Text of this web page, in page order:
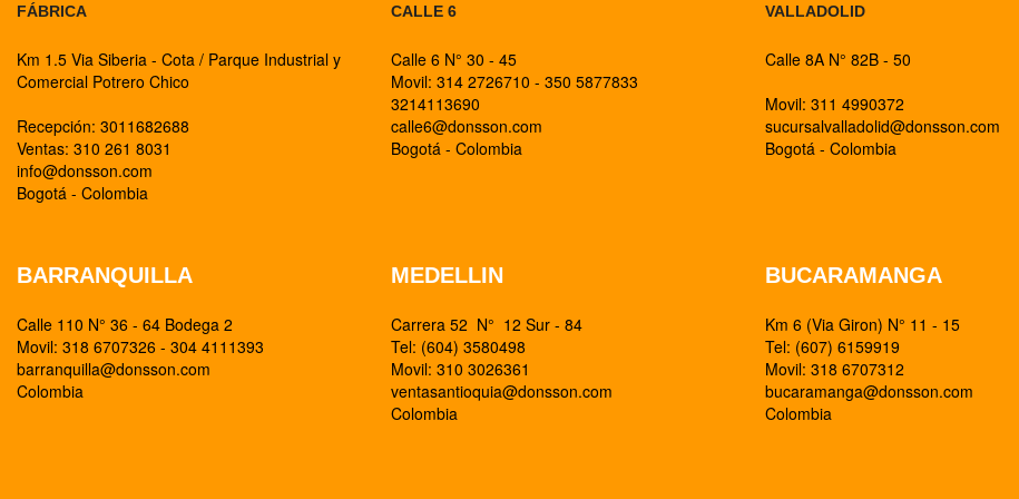
FÁBRICA
Km 1.5 Via Siberia - Cota / Parque Industrial y
Comercial Potrero Chico
Recepción: 3011682688
Ventas: 310 261 8031
info@donsson.com
Bogotá - Colombia
CALLE 6
Calle 6 N° 30 - 45
Movil: 314 2726710 - 350 5877833
3214113690
calle6@donsson.com
Bogotá - Colombia
VALLADOLID
Calle 8A N° 82B - 50
Movil: 311 4990372
sucursalvalladolid@donsson.com
Bogotá - Colombia
BARRANQUILLA
Calle 110 N° 36 - 64 Bodega 2
Movil: 318 6707326 - 304 4111393
barranquilla@donsson.com
Colombia
MEDELLIN
Carrera 52 N° 12 Sur - 84
Tel: (604) 3580498
Movil: 310 3026361
ventasantioquia@donsson.com
Colombia
BUCARAMANGA
Km 6 (Via Giron) N° 11 - 15
Tel: (607) 6159919
Movil: 318 6707312
bucaramanga@donsson.com
Colombia